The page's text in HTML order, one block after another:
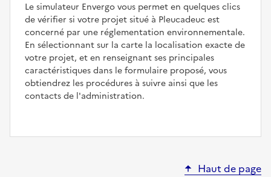
Le simulateur Envergo vous permet en quelques clics
de vérifier si votre projet situé à Pleucadeuc est
concerné par une réglementation environnementale.
En sélectionnant sur la carte la localisation exacte de
votre projet, et en renseignant ses principales
caractéristiques dans le formulaire proposé, vous
obtiendrez les procédures à suivre ainsi que les
contacts de l'administration.
Haut de page